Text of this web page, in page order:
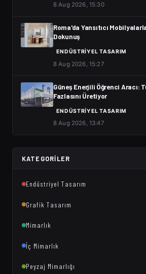
8 Aug 2026, 15:30
Roma'da Yansıtıcı
Dokunuş
ENDÜSTRIYEL TASARIM
8 Aug 2026, 15:27
Güneş Enerjili Öğrenci Aracı:
Fazlasını Üretiyor
ENDÜSTRIYEL TASARIM
8 Aug 2026, 13:47
KATEGORILER
Endüstriyel Tasarım
Grafik Tasarım
Mimarlık
İç Mimarlık
Peyzaj Mimarlığı